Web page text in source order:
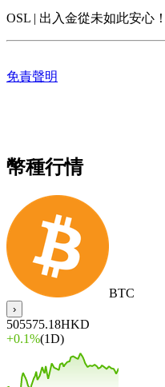
OSL | 出入金從未如此安心！
免責聲明
幣種行情
BTC
›
505575.18HKD
+0.1%(1D)